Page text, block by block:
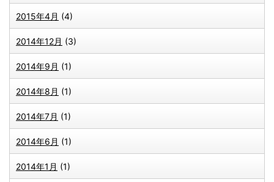
2015年4月 (4)
2014年12月 (3)
2014年9月 (1)
2014年8月 (1)
2014年7月 (1)
2014年6月 (1)
2014年1月 (1)